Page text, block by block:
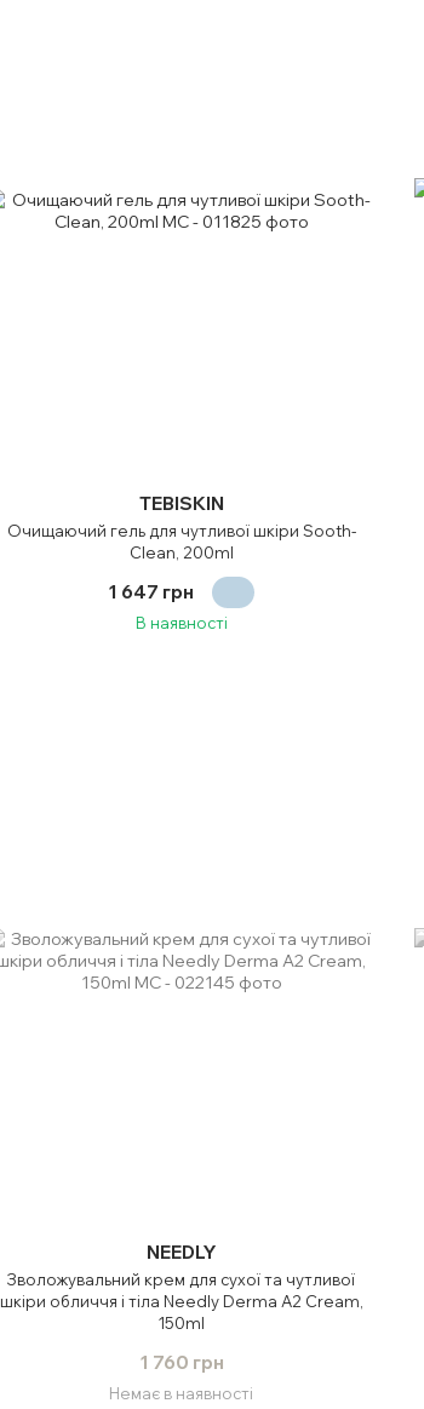
TEBISKIN
Очищаючий гель для чутливої шкіри Sooth-
Clean, 200ml
1 647 грн
В наявності
NEEDLY
Зволожувальний крем для сухої та чутливої
шкіри обличчя і тіла Needly Derma A2 Cream,
150ml
1 760 грн
Немає в наявності